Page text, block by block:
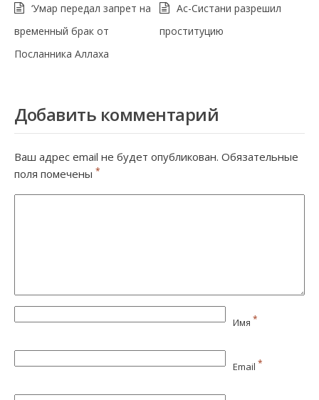
‘Умар передал запрет на
временный брак от
Посланника Аллаха
Ас-Систани разрешил
проституцию
Добавить комментарий
Ваш адрес email не будет опубликован. Обязательные
поля помечены *
Имя *
Email *